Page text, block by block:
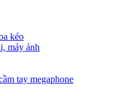
kéo
máy ảnh
tay megaphone